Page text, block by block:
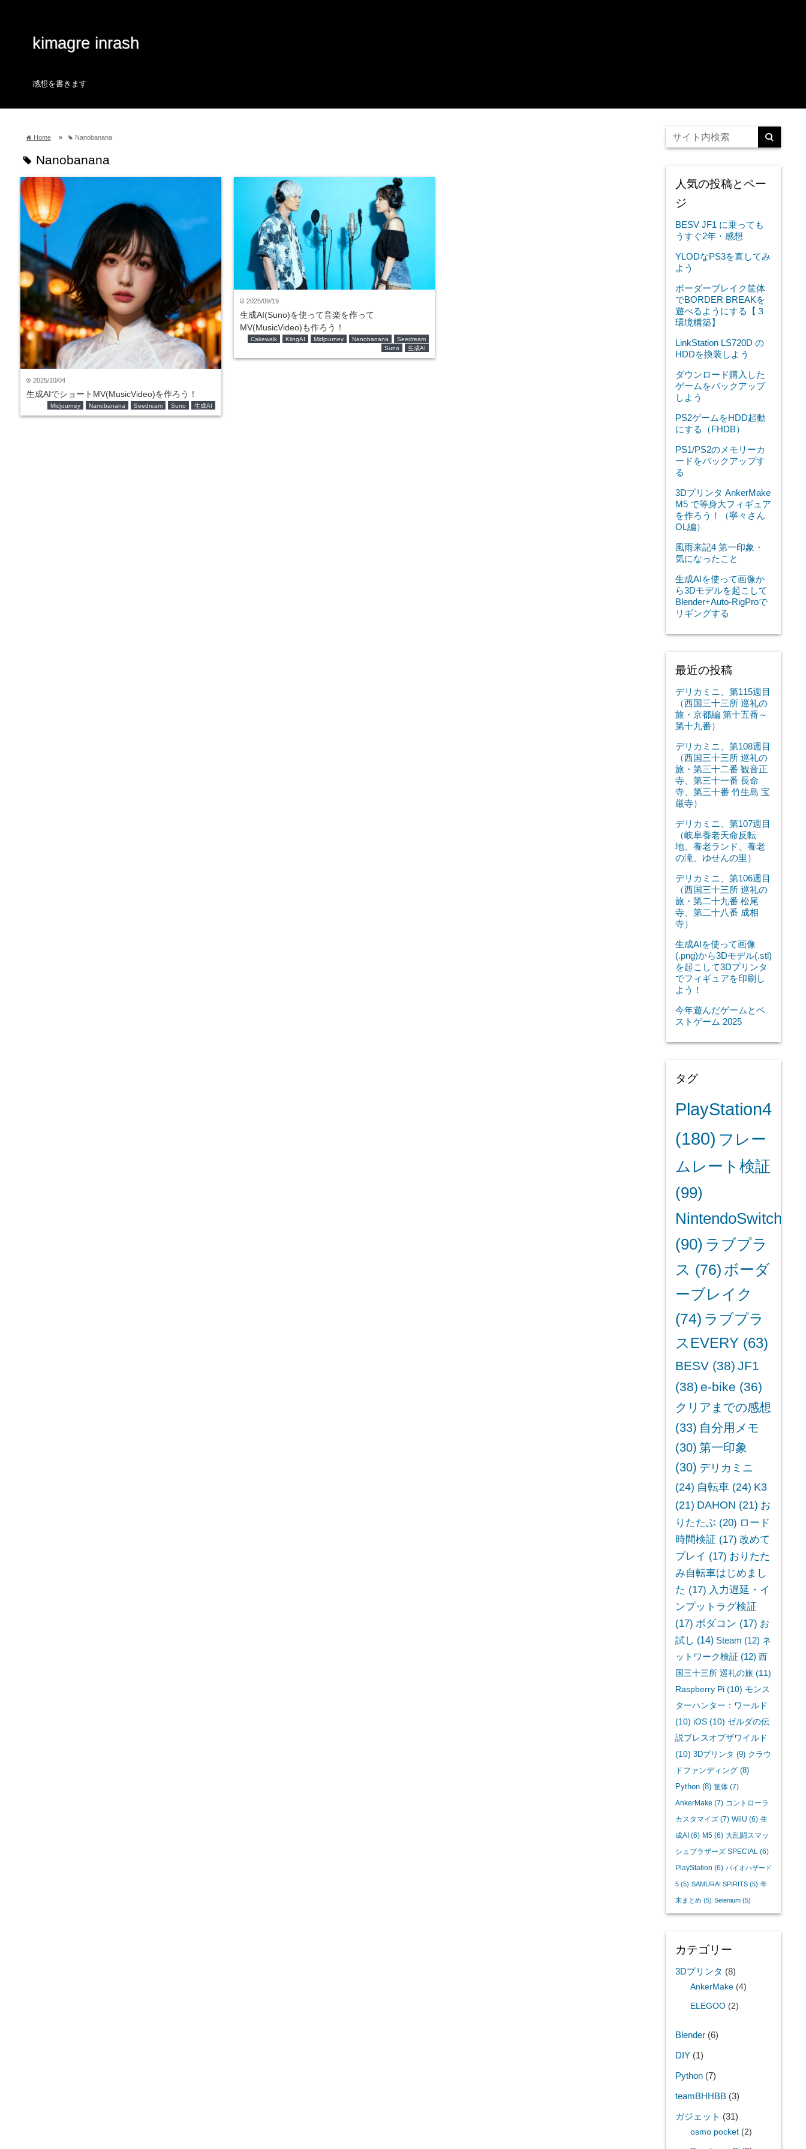
kimagre inrash
感想を書きます
home Home » tag Nanobanana
tag Nanobanana
time 2025/10/04
生成AIでショートMV(MusicVideo)を作ろう！
Midjourney Nanobanana Seedream Suno 生成AI
time 2025/09/19
生成AI(Suno)を使って音楽を作って
MV(MusicVideo)も作ろう！
Cakewalk KlingAI Midjourney Nanobanana
Seedream
Suno
生成AI
人気の投稿とペー
ジ
BESV JF1 に乗っても
うすぐ2年・感想
YLODなPS3を直してみ
よう
ボーダーブレイク筐体
でBORDER BREAKを
遊べるようにする【３
環境構築】
LinkStation LS720D の
HDDを換装しよう
ダウンロード購入した
ゲームをバックアップ
しよう
PS2ゲームをHDD起動
にする（FHDB）
PS1/PS2のメモリーカ
ードをバックアップす
る
3Dプリンタ AnkerMake
M5 で等身大フィギュア
を作ろう！（寧々さん
OL編）
風雨来記4 第一印象・
気になったこと
生成AIを使って画像か
ら3Dモデルを起こして
Blender+Auto-RigProで
リギングする
最近の投稿
デリカミニ、第115週目
（西国三十三所 巡礼の
旅・京都編 第十五番～
第十九番）
デリカミニ、第108週目
（西国三十三所 巡礼の
旅・第三十二番 観音正
寺、第三十一番 長命
寺、第三十番 竹生島 宝
厳寺）
デリカミニ、第107週目
（岐阜養老天命反転
地、養老ランド、養老
の滝、ゆせんの里）
デリカミニ、第106週目
（西国三十三所 巡礼の
旅・第二十九番 松尾
寺、第二十八番 成相
寺）
生成AIを使って画像
(.png)から3Dモデル(.stl)
を起こして3Dプリンタ
でフィギュアを印刷し
よう！
今年遊んだゲームとベ
ストゲーム 2025
タグ
PlayStation4
(180) フレー
ムレート検証
(99)
NintendoSwitch
(90) ラブプラ
ス (76) ボーダ
ーブレイク
(74) ラブプラ
スEVERY(63)
BESV(38) JF1
(38) e-bike (36)
クリアまでの感想
(33) 自分用メモ
(30) 第一印象
(30) デリカミニ
(24) 自転車(24) K3
(21) DAHON (21) お
りたたぶ (20) ロード
時間検証 (17) 改めて
プレイ (17) おりたた
み自転車はじめまし
た (17) 入力遅延・イ
ンプットラグ検証
(17) ボダコン (17) お
試し (14) Steam (12) ネ
ットワーク検証 (12) 西
国三十三所 巡礼の旅(11)
Raspberry Pi(10) モンス
ターハンター：ワールド
(10) iOS(10) ゼルダの伝
説ブレスオブザワイルド
(10) 3Dプリンタ (9) クラウ
ドファンディング(8)
Python(8) 筐体(7)
AnkerMake (7) コントローラ
カスタマイズ(7) WiiU (6) 生
成AI (6) M5(6) 大乱闘スマッ
シュブラザーズ SPECIAL (6)
PlayStation (6) バイオハザード
5(5) SAMURAI SPIRITS(5) 年
末まとめ(5) Selenium(5)
カテゴリー
3Dプリンタ (8)
AnkerMake(4)
ELEGOO(2)
Blender(6)
DIY(1)
Python(7)
teamBHHBB(3)
ガジェット (31)
osmo pocket(2)